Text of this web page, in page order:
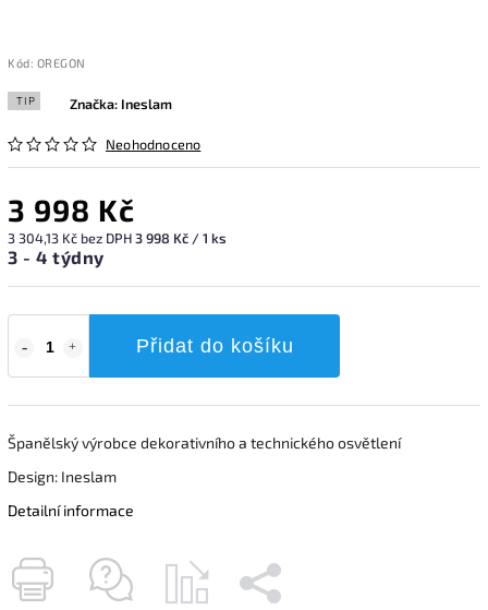
Kód: OREGON
TIP
Neohodnoceno
Značka: Ineslam
3 998 Kč
3 304,13 Kč bez DPH3 998 Kč / 1 ks
3 - 4 týdny
Přidat do košíku
Španělský výrobce dekorativního a technického osvětlení
Design: Ineslam
Detailní informace